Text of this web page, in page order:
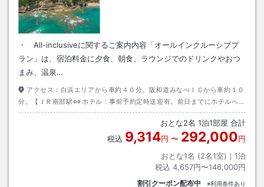
・ All-inclusiveに関するご案内内容「オールインクルーシブプ
ラン」は、宿泊料金に夕食、朝食、ラウンジでのドリンクやおつ
まみ、温泉…
アクセス： 白浜エリアから車約４０分。阪和道みなべＩＣから車約１０
分。【ＪＲ南部駅⇔ホテル：事前予約定時送迎有。前日までにホテルへ直
接予約】【乗車無料、１日６便、各便先約１５名】【ＴＥＬ：０７３９－
おとな2名 1泊1部屋 合計
税込 9,314円 〜 292,000円
おとな1名 (2名1室)｜ 1泊
税込 4,657円〜146,000円
割引クーポン配布中 ※利用条件あり